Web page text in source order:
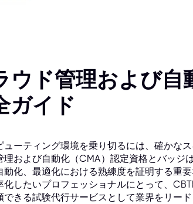
ウド管理および自
ガイド
ーティング環境を乗り切るには、確かな
および自動化（CMA）認定資格とバッジ
化、最適化における熟練度を証明する重
化したいプロフェッショナルにとって、
できる試験代行サービスとして業界をリー